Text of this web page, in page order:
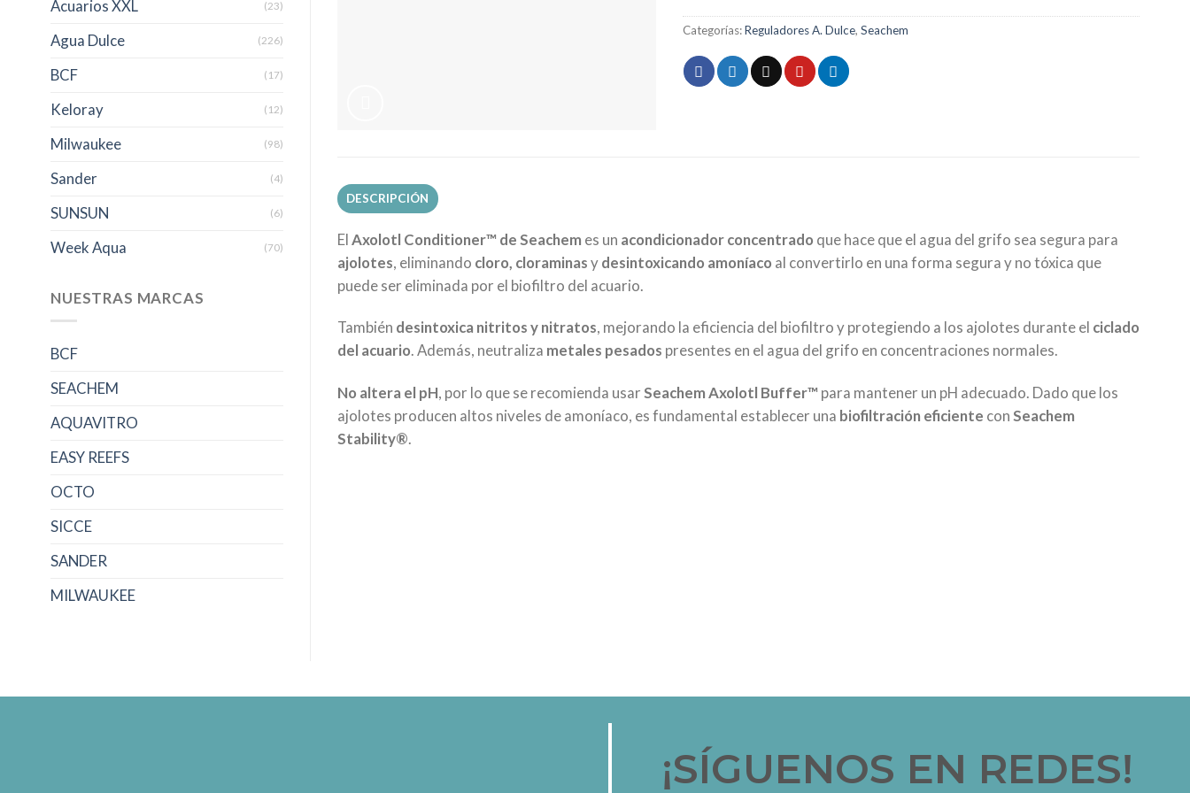
Acuarios XXL (23)
Agua Dulce (226)
BCF (17)
Keloray (12)
Milwaukee (98)
Sander (4)
SUNSUN (6)
Week Aqua (70)
NUESTRAS MARCAS
BCF
SEACHEM
AQUAVITRO
EASY REEFS
OCTO
SICCE
SANDER
MILWAUKEE
Categorías:Reguladores A. Dulce, Seachem
DESCRIPCIÓN
ElAxolotl Conditioner™ de Seachem es un acondicionador concentrado que hace que el agua del grifo sea segura para
ajolotes, eliminando cloro, cloraminasydesintoxicando amoníaco al convertirlo en una forma segura y no tóxica que
puede ser eliminada por el biofiltro del acuario.
También desintoxica nitritos y nitratos, mejorando la eficiencia del biofiltro y protegiendo a los ajolotes durante el ciclado
del acuario. Además, neutraliza metales pesados presentes en el agua del grifo en concentraciones normales.
No altera el pH, por lo que se recomienda usarSeachem Axolotl Buffer™ para mantener un pH adecuado. Dado que los
ajolotes producen altos niveles de amoníaco, es fundamental establecer una biofiltración eficiente conSeachem
Stability®.
¡SÍGUENOS EN REDES!